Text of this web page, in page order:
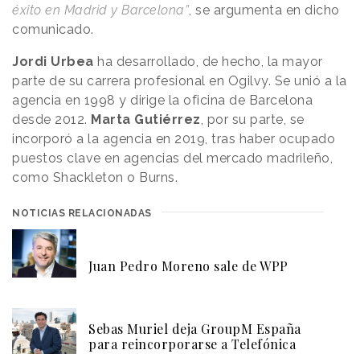
éxito en Madrid y Barcelona”, se argumenta en dicho
comunicado.
Jordi Urbea ha desarrollado, de hecho, la mayor
parte de su carrera profesional en Ogilvy. Se unió a la
agencia en 1998 y dirige la oficina de Barcelona
desde 2012. Marta Gutiérrez, por su parte, se
incorporó a la agencia en 2019, tras haber ocupado
puestos clave en agencias del mercado madrileño,
como Shackleton o Burns.
NOTICIAS RELACIONADAS
Juan Pedro Moreno sale de WPP
Sebas Muriel deja GroupM España
para reincorporarse a Telefónica